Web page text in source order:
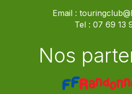
Email :
Tel : 07 69 13
Nos